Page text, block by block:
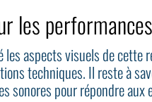
les
les aspects visuels de
techniques. Il reste à
sonores pour répondre aux